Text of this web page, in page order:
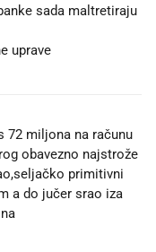
sada maltretiraju
uprave
72 miljona na računu
obavezno najstrože
primitivni
a do jučer srao iza